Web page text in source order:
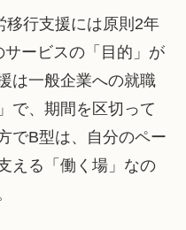
移行支援には原則2年
ービスの「目的」が
は一般企業への就職
で、期間を区切って
でB型は、自分のペー
える「働く場」なの